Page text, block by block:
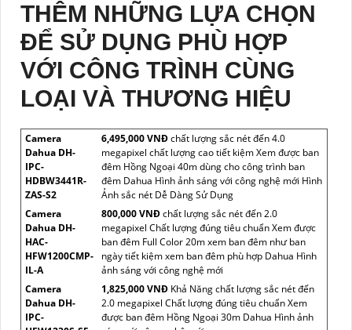
THÊM NHỮNG LỰA CHỌN
ĐỂ SỬ DỤNG PHÙ HỢP
VỚI CÔNG TRÌNH CÙNG
LOẠI VÀ THƯƠNG HIỆU
Camera
Dahua DH-
IPC-
HDBW3441R-
ZAS-S2
6,495,000 VNĐchất lượng sắc nét đến 4.0
megapixel chất lượng cao tiết kiệm Xem được ban
đêm Hồng Ngoại 40m dùng cho công trình ban
đêm Dahua Hình ảnh sáng với công nghệ mới Hình
Ảnh sắc nét Dễ Dàng Sử Dụng
Camera
Dahua DH-
HAC-
HFW1200CMP-
IL-A
800,000 VNĐchất lượng sắc nét đến 2.0
megapixel Chất lượng đúng tiêu chuẩn Xem được
ban đêm Full Color 20m xem ban đêm như ban
ngày tiết kiệm xem ban đêm phù hợp Dahua Hình
ảnh sáng với công nghệ mới
Camera
Dahua DH-
IPC-
1,825,000 VNĐ Khả Năng chất lượng sắc nét đến
2.0 megapixel Chất lượng đúng tiêu chuẩn Xem
được ban đêm Hồng Ngoại 30m Dahua Hình ảnh